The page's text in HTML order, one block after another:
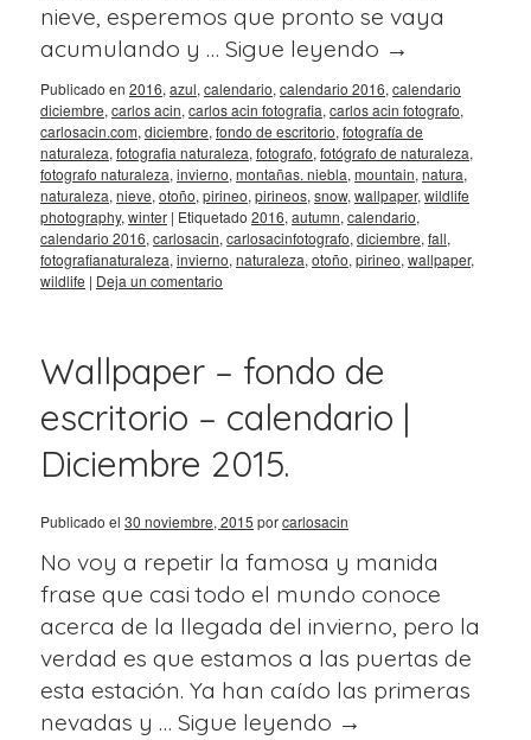
nieve, esperemos que pronto se vaya
acumulando y … Sigue leyendo →
Publicado en 2016, azul, calendario, calendario 2016, calendario
diciembre, carlos acin, carlos acin fotografia, carlos acin fotografo,
carlosacin.com, diciembre, fondo de escritorio, fotografía de
naturaleza, fotografia naturaleza, fotografo, fotógrafo de naturaleza,
fotografo naturaleza, invierno, montañas. niebla, mountain, natura,
naturaleza, nieve, otoño, pirineo, pirineos, snow, wallpaper, wildlife
photography, winter | Etiquetado 2016, autumn, calendario,
calendario 2016, carlosacin, carlosacinfotografo, diciembre, fall,
fotografianaturaleza, invierno, naturaleza, otoño, pirineo, wallpaper,
wildlife | Deja un comentario
Wallpaper – fondo de
escritorio – calendario |
Diciembre 2015.
Publicado el 30 noviembre, 2015 porcarlosacin
No voy a repetir la famosa y manida
frase que casi todo el mundo conoce
acerca de la llegada del invierno, pero la
verdad es que estamos a las puertas de
esta estación. Ya han caído las primeras
nevadas y … Sigue leyendo →